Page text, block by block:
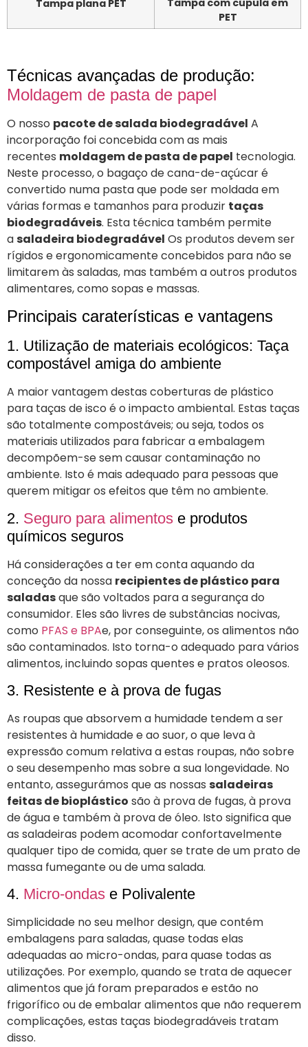
Tampa plana PET
Tampa com cúpula em
PET
Técnicas avançadas de produção:
Moldagem de pasta de papel
O nosso pacote de salada biodegradável A
incorporação foi concebida com as mais
recentes moldagem de pasta de papel tecnologia.
Neste processo, o bagaço de cana-de-açúcar é
convertido numa pasta que pode ser moldada em
várias formas e tamanhos para produzir taças
biodegradáveis. Esta técnica também permite
asaladeira biodegradável Os produtos devem ser
rígidos e ergonomicamente concebidos para não se
limitarem às saladas, mas também a outros produtos
alimentares, como sopas e massas.
Principais caraterísticas e vantagens
1. Utilização de materiais ecológicos: Taça
compostável amiga do ambiente
A maior vantagem destas coberturas de plástico
para taças de isco é o impacto ambiental. Estas taças
são totalmente compostáveis; ou seja, todos os
materiais utilizados para fabricar a embalagem
decompõem-se sem causar contaminação no
ambiente. Isto é mais adequado para pessoas que
querem mitigar os efeitos que têm no ambiente.
2. Seguro para alimentos e produtos
químicos seguros
Há considerações a ter em conta aquando da
conceção da nossa recipientes de plástico para
saladasque são voltados para a segurança do
consumidor. Eles são livres de substâncias nocivas,
como PFAS e BPAe, por conseguinte, os alimentos não
são contaminados. Isto torna-o adequado para vários
alimentos, incluindo sopas quentes e pratos oleosos.
3. Resistente e à prova de fugas
As roupas que absorvem a humidade tendem a ser
resistentes à humidade e ao suor, o que leva à
expressão comum relativa a estas roupas, não sobre
o seu desempenho mas sobre a sua longevidade. No
entanto, assegurámos que as nossas saladeiras
feitas de bioplástico são à prova de fugas, à prova
de água e também à prova de óleo. Isto significa que
as saladeiras podem acomodar confortavelmente
qualquer tipo de comida, quer se trate de um prato de
massa fumegante ou de uma salada.
4. Micro-ondas e Polivalente
Simplicidade no seu melhor design, que contém
embalagens para saladas, quase todas elas
adequadas ao micro-ondas, para quase todas as
utilizações. Por exemplo, quando se trata de aquecer
alimentos que já foram preparados e estão no
frigorífico ou de embalar alimentos que não requerem
complicações, estas taças biodegradáveis tratam
disso.